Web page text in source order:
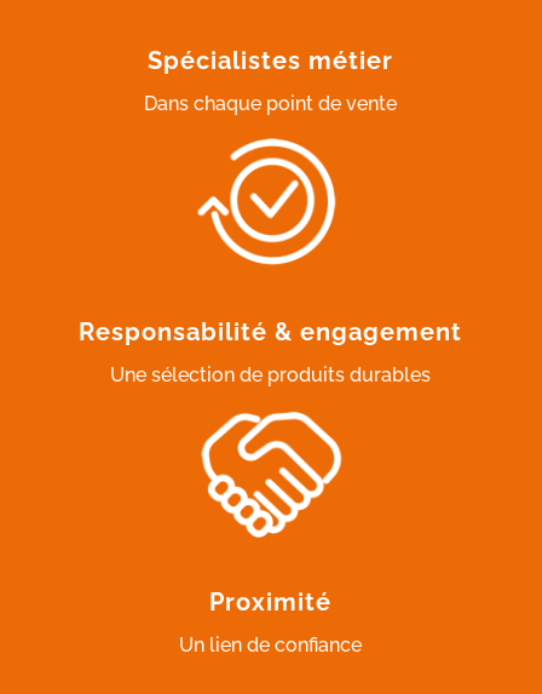
Spécialistes métier
Dans chaque point de vente
Responsabilité & engagement
Une sélection de produits durables
Proximité
Un lien de confiance